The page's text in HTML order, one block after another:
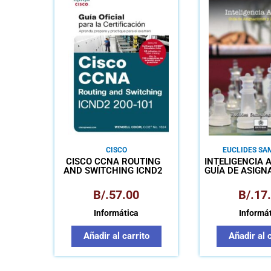
CISCO
CISCO CCNA ROUTING
AND SWITCHING ICND2
B/.57.00
Informática
Añadir al carrito
EUCLIDES
INTELIGENCIA
GUÍA DE
B/.
Añadir al